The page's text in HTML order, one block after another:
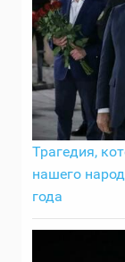
Трагедия,
нашего
года